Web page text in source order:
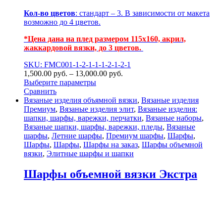
Кол-во цветов: стандарт – 3. В зависимости от макета
возможно до 4 цветов.
*Цена дана на плед размером 115х160, акрил,
жаккардовой вязки, до 3 цветов.
SKU: FMC001-1-2-1-1-1-2-1-2-1
1,500.00 руб. – 13,000.00 руб.
Выберите параметры
Сравнить
Вязаные изделия объямной вязки, Вязаные изделия
Премиум, Вязаные изделия элит, Вязаные изделия:
шапки, шарфы, варежки, перчатки, Вязаные наборы,
Вязаные шапки, шарфы, варежки, пледы, Вязаные
шарфы, Летние шарфы, Премиум шарфы, Шарфы,
Шарфы, Шарфы, Шарфы на заказ, Шарфы объемной
вязки, Элитные шарфы и шапки
Шарфы объемной вязки Экстра